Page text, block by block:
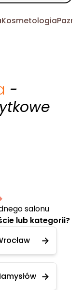
Kosmetologia
-
salonu
lub kategorii?